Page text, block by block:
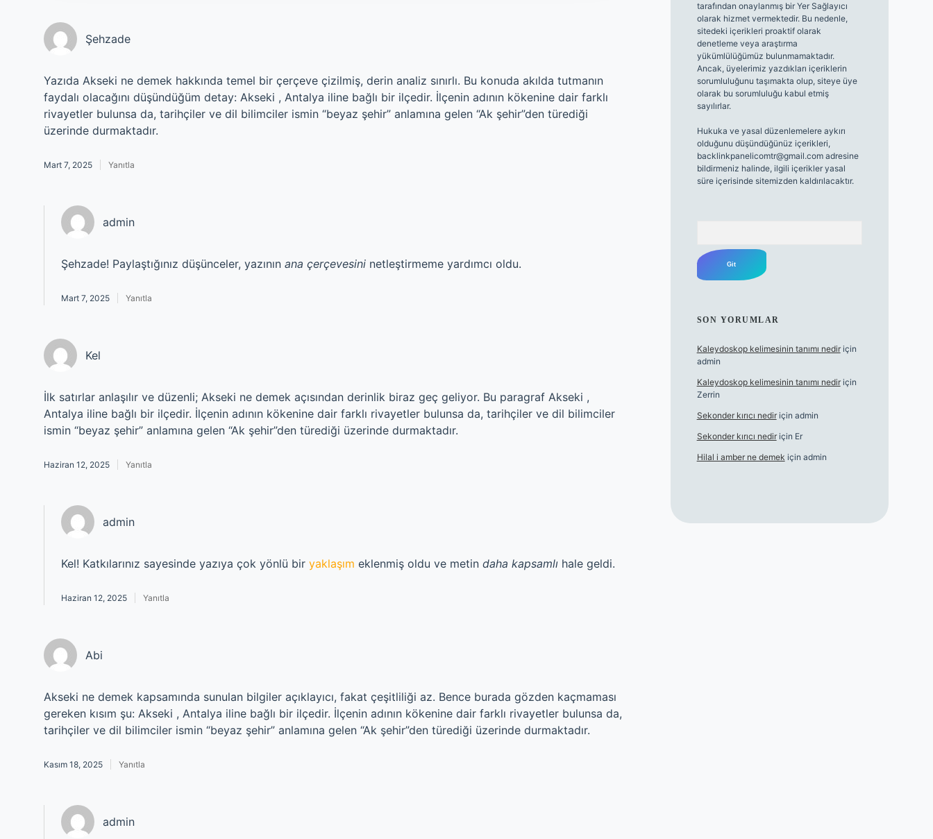
Şehzade
Yazıda Akseki ne demek hakkında temel bir çerçeve çizilmiş, derin analiz sınırlı. Bu konuda akılda tutmanın
faydalı olacağını düşündüğüm detay: Akseki , Antalya iline bağlı bir ilçedir. İlçenin adının kökenine dair farklı
rivayetler bulunsa da, tarihçiler ve dil bilimciler ismin “beyaz şehir” anlamına gelen “Ak şehir”den türediği
üzerinde durmaktadır.
Mart 7, 2025 Yanıtla
admin
Şehzade! Paylaştığınız düşünceler, yazının ana çerçevesini netleştirmeme yardımcı oldu.
Mart 7, 2025 Yanıtla
Kel
İlk satırlar anlaşılır ve düzenli; Akseki ne demek açısından derinlik biraz geç geliyor. Bu paragraf Akseki ,
Antalya iline bağlı bir ilçedir. İlçenin adının kökenine dair farklı rivayetler bulunsa da, tarihçiler ve dil bilimciler
ismin “beyaz şehir” anlamına gelen “Ak şehir”den türediği üzerinde durmaktadır.
Haziran 12, 2025 Yanıtla
admin
Kel! Katkılarınız sayesinde yazıya çok yönlü bir yaklaşım eklenmiş oldu ve metin daha kapsamlı hale geldi.
Haziran 12, 2025 Yanıtla
Abi
Akseki ne demek kapsamında sunulan bilgiler açıklayıcı, fakat çeşitliliği az. Bence burada gözden kaçmaması
gereken kısım şu: Akseki , Antalya iline bağlı bir ilçedir. İlçenin adının kökenine dair farklı rivayetler bulunsa da,
tarihçiler ve dil bilimciler ismin “beyaz şehir” anlamına gelen “Ak şehir”den türediği üzerinde durmaktadır.
Kasım 18, 2025 Yanıtla
admin
tarafından onaylanmış bir Yer Sağlayıcı
olarak hizmet vermektedir. Bu nedenle,
sitedeki içerikleri proaktif olarak
denetleme veya araştırma
yükümlülüğümüz bulunmamaktadır.
Ancak, üyelerimiz yazdıkları içeriklerin
sorumluluğunu taşımakta olup, siteye üye
olarak bu sorumluluğu kabul etmiş
sayılırlar.
Hukuka ve yasal düzenlemelere aykırı
olduğunu düşündüğünüz içerikleri,
backlinkpanelicomtr@gmail.comadresine
bildirmeniz halinde, ilgili içerikler yasal
süre içerisinde sitemizden kaldırılacaktır.
SON YORUMLAR
Kaleydoskop kelimesinin tanımı nediriçin
admin
Kaleydoskop kelimesinin tanımı nediriçin
Zerrin
Sekonder kırıcı nediriçin admin
Sekonder kırıcı nediriçin Er
Hilal i amber ne demek için admin